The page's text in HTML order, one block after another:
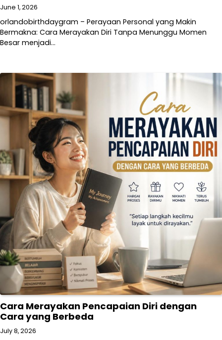
June 1, 2026
orlandobirthdaygram – Perayaan Personal yang Makin
Bermakna: Cara Merayakan Diri Tanpa Menunggu Momen
Besar menjadi…
Cara Merayakan Pencapaian Diri dengan
Cara yang Berbeda
July 8, 2026